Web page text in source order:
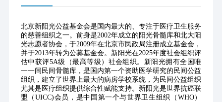
北京新阳光公益基金会是国内最大的、专注于医疗卫生服务
的慈善组织之一。前身是2002年成立的阳光骨髓库和北大阳
光志愿者协会，于2009年在北京市民政局注册成立基金会，
并于2013年转为公募基金会。新阳光在2025年度社会组织评
估中获评5A级（最高等级）社会组织。新阳光拥有全国唯
一一间民间骨髓库，是国内第一个资助医学研究的民间公益
组织，建立了世界上最大的病房学校系统，为民间公益组织
尤其是医疗组织提供综合性赋能支持。新阳光是世界抗癌联
盟（UICC)会员，是中国第一个与世界卫生组织（WHO）